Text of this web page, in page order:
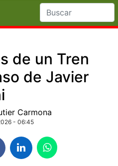
de un Tren
de Javier
Carmona
- 06:45